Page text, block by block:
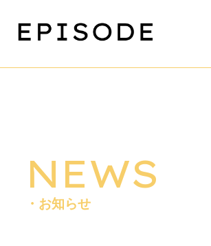
NEWS
・お知らせ